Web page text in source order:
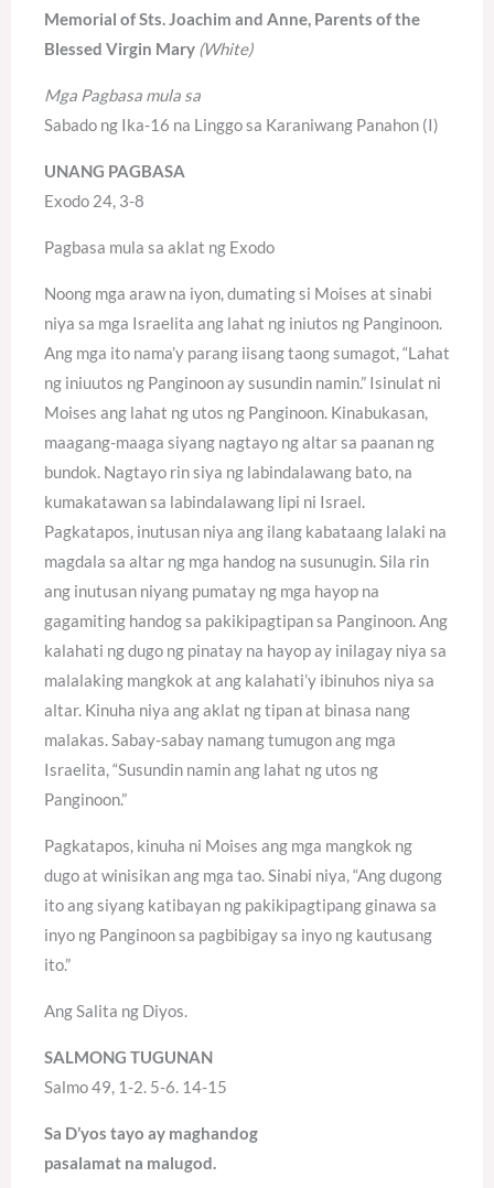
Memorial of Sts. Joachim and Anne, Parents of the
Blessed Virgin Mary (White)
Mga Pagbasa mula sa
Sabado ng Ika-16 na Linggo sa Karaniwang Panahon (I)
UNANG PAGBASA
Exodo 24, 3-8
Pagbasa mula sa aklat ng Exodo
Noong mga araw na iyon, dumating si Moises at sinabi
niya sa mga Israelita ang lahat ng iniutos ng Panginoon.
Ang mga ito nama’y parang iisang taong sumagot, “Lahat
ng iniuutos ng Panginoon ay susundin namin.” Isinulat ni
Moises ang lahat ng utos ng Panginoon. Kinabukasan,
maagang-maaga siyang nagtayo ng altar sa paanan ng
bundok. Nagtayo rin siya ng labindalawang bato, na
kumakatawan sa labindalawang lipi ni Israel.
Pagkatapos, inutusan niya ang ilang kabataang lalaki na
magdala sa altar ng mga handog na susunugin. Sila rin
ang inutusan niyang pumatay ng mga hayop na
gagamiting handog sa pakikipagtipan sa Panginoon. Ang
kalahati ng dugo ng pinatay na hayop ay inilagay niya sa
malalaking mangkok at ang kalahati’y ibinuhos niya sa
altar. Kinuha niya ang aklat ng tipan at binasa nang
malakas. Sabay-sabay namang tumugon ang mga
Israelita, “Susundin namin ang lahat ng utos ng
Panginoon.”
Pagkatapos, kinuha ni Moises ang mga mangkok ng
dugo at winisikan ang mga tao. Sinabi niya, “Ang dugong
ito ang siyang katibayan ng pakikipagtipang ginawa sa
inyo ng Panginoon sa pagbibigay sa inyo ng kautusang
ito.”
Ang Salita ng Diyos.
SALMONG TUGUNAN
Salmo 49, 1-2. 5-6. 14-15
Sa D’yos tayo ay maghandog
pasalamat na malugod.